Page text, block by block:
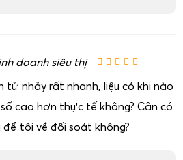
doanh siêu thị
tử nhảy rất nhanh, liệu có khi nào
cao hơn thực tế không? Cân có
tôi về đối soát không?